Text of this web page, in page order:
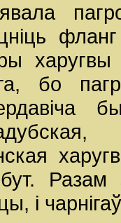
харугвы
бо
Разам
і